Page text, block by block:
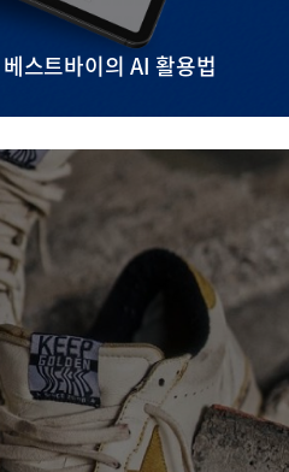
스트바이의 AI 활용법